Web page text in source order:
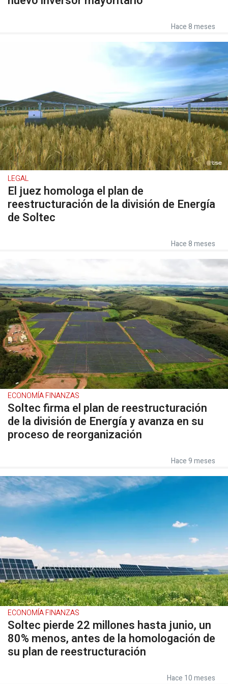
Hace 8 meses
LEGAL
El juez homologa el plan de
reestructuración de la división de Energía
de Soltec
Hace 8 meses
ECONOMÍA FINANZAS
Soltec firma el plan de reestructuración
de la división de Energía y avanza en su
proceso de reorganización
Hace 9 meses
ECONOMÍA FINANZAS
Soltec pierde 22 millones hasta junio, un
80% menos, antes de la homologación de
su plan de reestructuración
Hace 10 meses